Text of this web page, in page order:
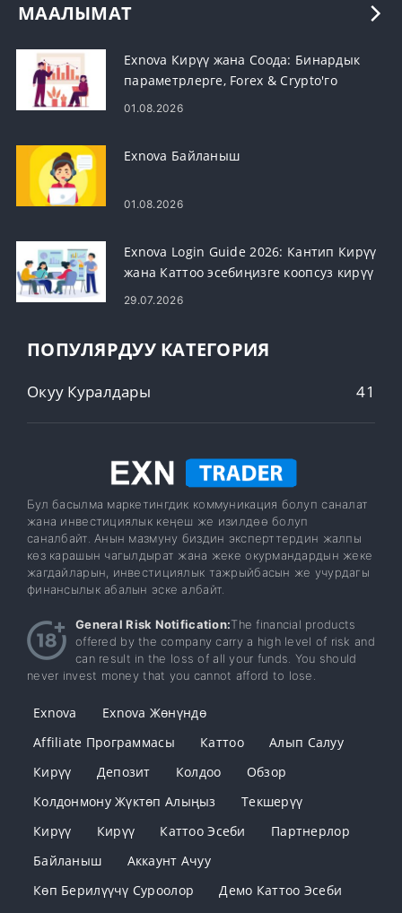
МААЛЫМАТ
Exnova Кирүү жана Соода: Бинардык
параметрлерге, Forex & Crypto'го
кирүү
01.08.2026
Exnova Байланыш
01.08.2026
Exnova Login Guide 2026: Кантип Кирүү
жана Каттоо эсебиңизге коопсуз кирүү
29.07.2026
ПОПУЛЯРДУУ КАТЕГОРИЯ
Окуу Куралдары 41
Бул басылма маркетингдик коммуникация болуп саналат
жана инвестициялык кеңеш же изилдөө болуп
саналбайт. Анын мазмуну биздин эксперттердин жалпы
көз карашын чагылдырат жана жеке окурмандардын жеке
жагдайларын, инвестициялык тажрыйбасын же учурдагы
финансылык абалын эске албайт.
General Risk Notification:The financial products
offered by the company carry a high level of risk and
can result in the loss of all your funds. You should
never invest money that you cannot afford to lose.
Exnova
Exnova Жөнүндө
Affiliate Программасы
Каттоо
Алып Салуу
Кирүү
Депозит Колдоо
Обзор
Колдонмону Жүктөп Алыңыз
Текшерүү
Кирүү
Кирүү Каттоо Эсеби
Партнерлор
Байланыш
Аккаунт Ачуу
Көп Берилүүчү Суроолор
Демо Каттоо Эсеби